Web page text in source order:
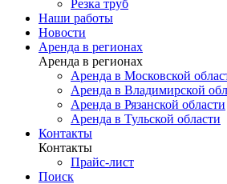
Резка труб
Наши работы
Новости
Аренда в регионах
Аренда в регионах
Аренда в Московской
Аренда в Владимирской
Аренда в Рязанской области
Аренда в Тульской области
Контакты
Контакты
Прайс-лист
Поиск